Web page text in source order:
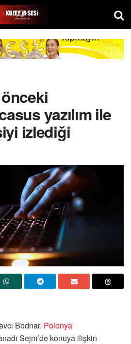
yazılım ile
izlediği
Bodnar, Polonya
Sejm’de konuya ilişkin